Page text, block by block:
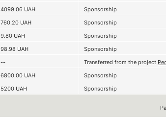
4099.06 UAH
Sponsorship
760.20 UAH
Sponsorship
9.80 UAH
Sponsorship
98.98 UAH
Sponsorship
-- Transferred from the project
6800.00 UAH
Sponsorship
5200 UAH Sponsorship